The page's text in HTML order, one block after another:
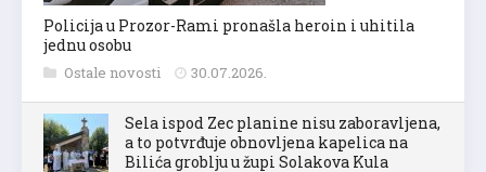
Policija u Prozor-Rami pronašla heroin i uhitila
jednu osobu
Ostale novosti 30.07.2026.
Sela ispod Zec planine nisu zaboravljena,
a to potvrđuje obnovljena kapelica na
Bilića groblju u župi Solakova Kula